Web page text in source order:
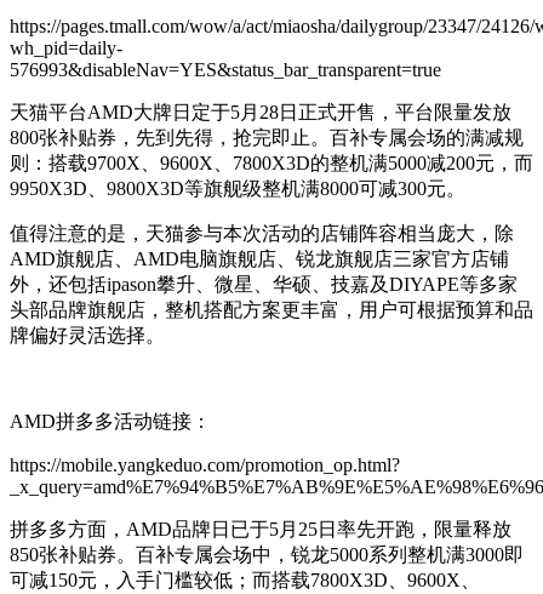
https://pages.tmall.com/wow/a/act/miaosha/dailygroup/23347/24126/
wh_pid=daily-
576993&disableNav=YES&status_bar_transparent=true
天猫平台AMD大牌日定于5月28日正式开售，平台限量发放
800张补贴券，先到先得，抢完即止。百补专属会场的满减规
则：搭载9700X、9600X、7800X3D的整机满5000减200元，而
9950X3D、9800X3D等旗舰级整机满8000可减300元。
值得注意的是，天猫参与本次活动的店铺阵容相当庞大，除
AMD旗舰店、AMD电脑旗舰店、锐龙旗舰店三家官方店铺
外，还包括ipason攀升、微星、华硕、技嘉及DIYAPE等多家
头部品牌旗舰店，整机搭配方案更丰富，用户可根据预算和品
牌偏好灵活选择。
AMD拼多多活动链接：
https://mobile.yangkeduo.com/promotion_op.html?
拼多多方面，AMD品牌日已于5月25日率先开跑，限量释放
850张补贴券。百补专属会场中，锐龙5000系列整机满3000即
可减150元，入手门槛较低；而搭载7800X3D、9600X、